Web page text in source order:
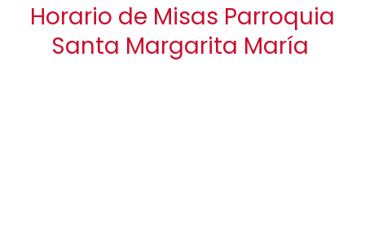
Horario de Misas Parroquia
Santa Margarita María